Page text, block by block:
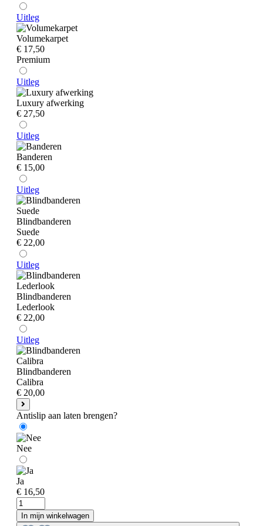
Uitleg
Volumekarpet
€ 17,50
Premium
Uitleg
Luxury afwerking
€ 27,50
Uitleg
Banderen
€ 15,00
Uitleg
Blindbanderen
Suede
€ 22,00
Uitleg
Blindbanderen
Lederlook
€ 22,00
Uitleg
Blindbanderen
Calibra
€ 20,00
Antislip aan laten brengen?
Nee
Ja
€ 16,50
In mijn winkelwagen